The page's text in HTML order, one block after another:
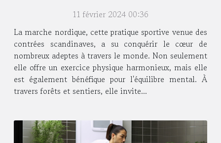
11 février 2024 00:36
La marche nordique, cette pratique sportive venue des
contrées scandinaves, a su conquérir le cœur de
nombreux adeptes à travers le monde. Non seulement
elle offre un exercice physique harmonieux, mais elle
est également bénéfique pour l'équilibre mental. À
travers forêts et sentiers, elle invite...